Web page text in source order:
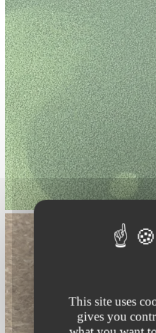
This site uses
gives you